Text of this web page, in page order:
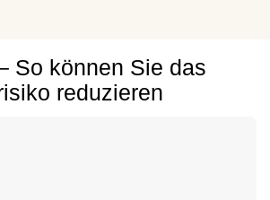
So können Sie das
reduzieren